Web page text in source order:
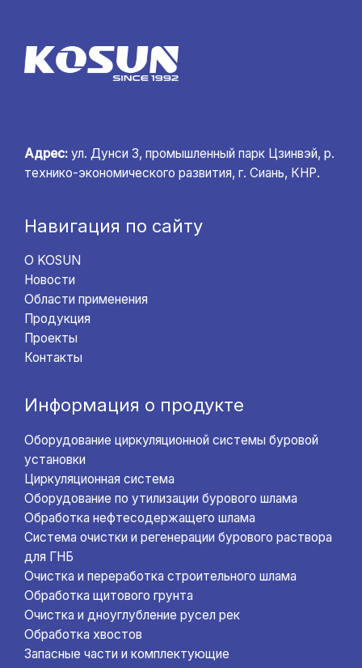
Адрес: ул. Дунси 3, промышленный парк Цзинвэй, р.
технико-экономического развития, г. Сиань, КНР.
Навигация по сайту
О KOSUN
Новости
Области применения
Продукция
Проекты
Контакты
Информация о продукте
Оборудование циркуляционной системы буровой
установки
Циркуляционная система
Оборудование по утилизации бурового шлама
Обработка нефтесодержащего шлама
Система очистки и регенерации бурового раствора
для ГНБ
Очистка и переработка строительного шлама
Обработка щитового грунта
Очистка и дноуглубление русел рек
Обработка хвостов
Запасные части и комплектующие